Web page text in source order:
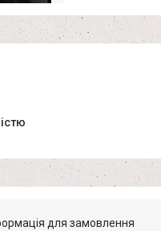
для замовлення